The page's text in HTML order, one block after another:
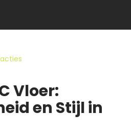
Vloer:
en Stijl in